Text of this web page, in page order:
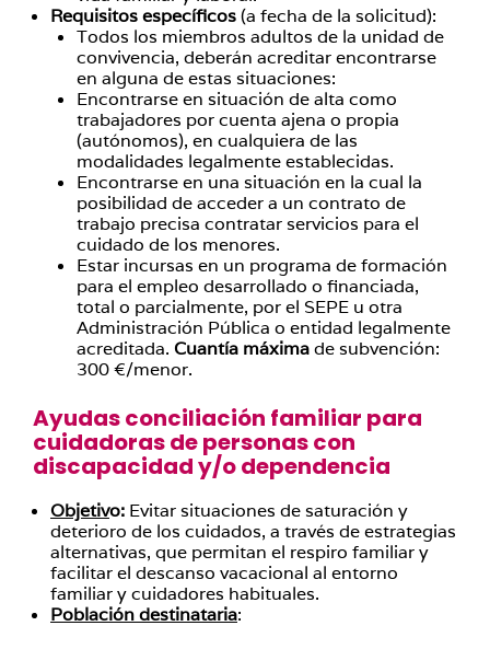
Requisitos específicos(a fecha de la solicitud):
Todos los miembros adultos de la unidad de
convivencia, deberán acreditar encontrarse
en alguna de estas situaciones:
Encontrarse en situación de alta como
trabajadores por cuenta ajena o propia
(autónomos), en cualquiera de las
modalidades legalmente establecidas.
Encontrarse en una situación en la cual la
posibilidad de acceder a un contrato de
trabajo precisa contratar servicios para el
cuidado de los menores.
Estar incursas en un programa de formación
para el empleo desarrollado o financiada,
total o parcialmente, por el SEPE u otra
Administración Pública o entidad legalmente
acreditada. Cuantía máximade subvención:
300 €/menor.
Ayudas conciliación familiar para
cuidadoras de personas con
discapacidad y/o dependencia
Objetivo: Evitar situaciones de saturación y
deterioro de los cuidados, a través de estrategias
alternativas, que permitan el respiro familiar y
facilitar el descanso vacacional al entorno
familiar y cuidadores habituales.
Población destinataria: